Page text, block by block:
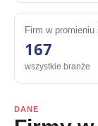
Firm w promieniu
167
wszystkie branże
DANE